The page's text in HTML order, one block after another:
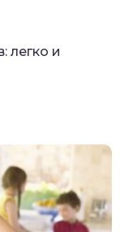
легко и